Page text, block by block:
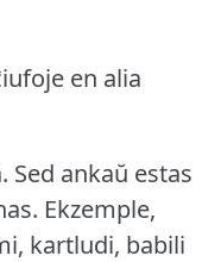
en alia
Sed ankaŭ estas
Ekzemple,
kartludi, babili